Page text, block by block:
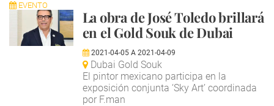
EVENTO
La obra de José Toledo brillará
en el Gold Souk de Dubai
2021-04-05A 2021-04-09
Dubai Gold Souk
El pintor mexicano participa en la
exposición conjunta ‘Sky Art’ coordinada
por F.man